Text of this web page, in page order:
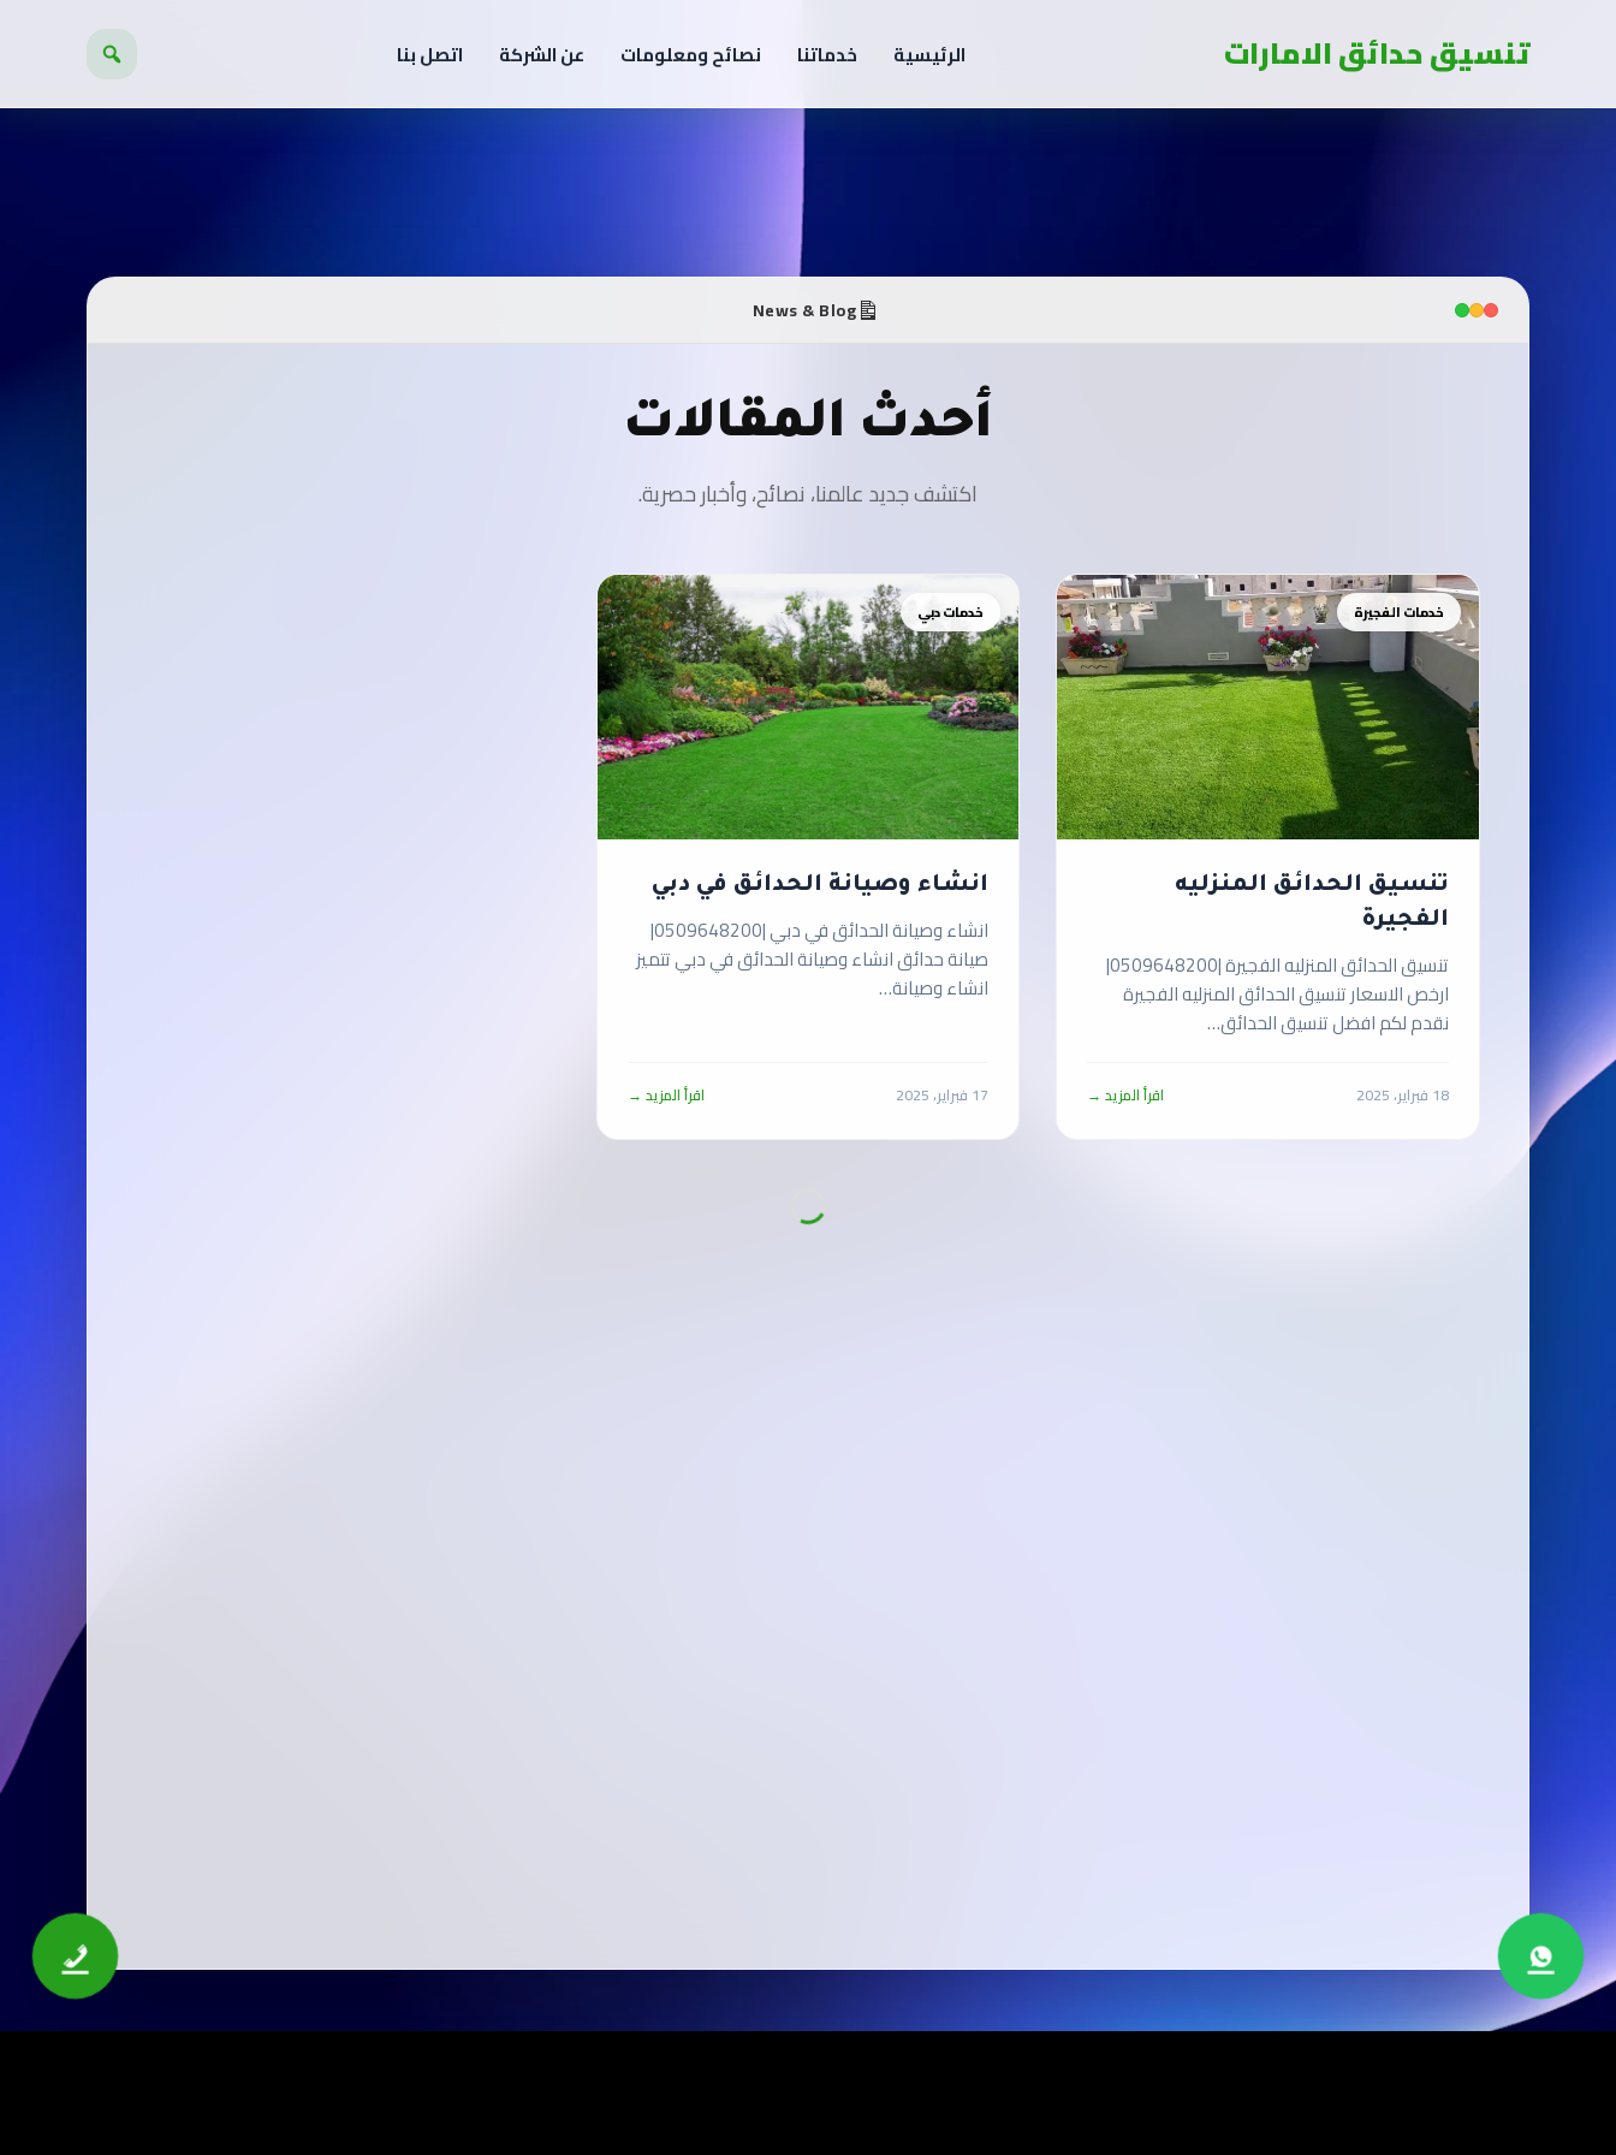
تنسيق حدائق الامارات الرئيسية خدماتنا نصائح ومعلومات عن الشركة اتصل بنا
News & Blog
أحدث المقالات
اكتشف جديد عالمنا، نصائح، وأخبار حصرية.
خدمات الفجيرة
تنسيق الحدائق المنزليه
الفجيرة
تنسيق الحدائق المنزليه الفجيرة |0509648200|
ارخص الاسعار تنسيق الحدائق المنزليه الفجيرة
نقدم لكم افضل تنسيق الحدائق…
18 فبراير، 2025 اقرأ المزيد →
خدمات دبي
انشاء وصيانة الحدائق في دبي
انشاء وصيانة الحدائق في دبي |0509648200|
صيانة حدائق انشاء وصيانة الحدائق في دبي تتميز
انشاء وصيانة…
17 فبراير، 2025 اقرأ المزيد →